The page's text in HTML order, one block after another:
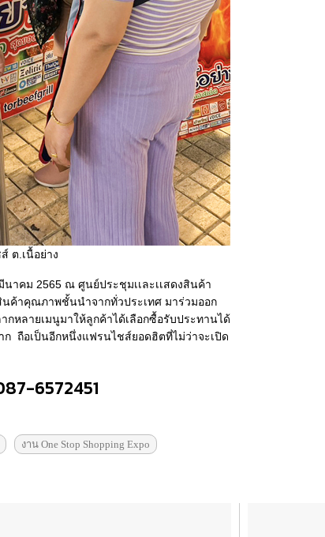
ต.เนื้อย่าง
าคม 2565 ณ ศูนย์ประชุมเเละเเสดงสินค้า
ค้าคุณภาพชั้นนำจากทั่วประเทศ มาร่วมออก
หลายเมนูมาให้ลูกค้าได้เลือกซื้อรับประทานได้
ถือเป็นอีกหนึ่งแฟรนไชส์ยอดฮิตที่ไม่ว่าจะเปิด
6572451
งาน One Stop Shopping Expo